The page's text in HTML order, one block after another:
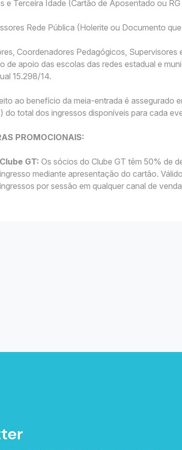
e Terceira Idade (Cartão de Aposentado ou
Rede Pública (Holerite ou Documento
Coordenadores Pedagógicos, Supervisores
de apoio das escolas das redes estadual e
15.298/14.
ao benefício da meia-entrada é assegurado
do total dos ingressos disponíveis para cada
PROMOCIONAIS:
Clube GT: Os sócios do Clube GT têm 50% de
ingresso mediante apresentação do cartão.
ingressos por sessão em qualquer canal de